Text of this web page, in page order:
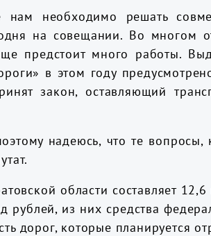
необходимо решать
на совещании. Во многом
предстоит много работы.
в этом году
закон, оставляющий
надеюсь, что те
области составляет
рублей, из них средства
дорог, которые планируется